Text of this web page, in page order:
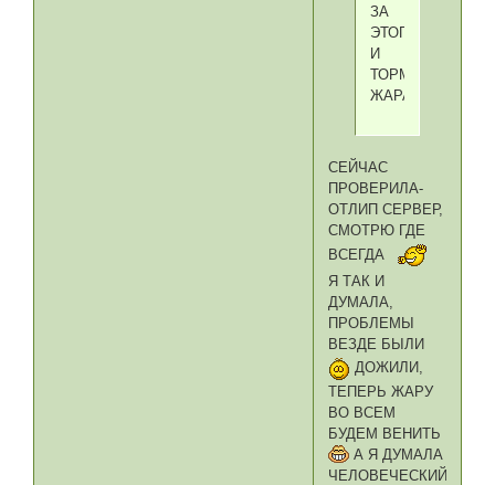
ЗА
ЭТОГО
И
ТОРМОЗИТ-
ЖАРА
СЕЙЧАС
ПРОВЕРИЛА-
ОТЛИП СЕРВЕР,
СМОТРЮ ГДЕ
ВСЕГДА
Я ТАК И
ДУМАЛА,
ПРОБЛЕМЫ
ВЕЗДЕ БЫЛИ
ДОЖИЛИ,
ТЕПЕРЬ ЖАРУ
ВО ВСЕМ
БУДЕМ ВЕНИТЬ
А Я ДУМАЛА
ЧЕЛОВЕЧЕСКИЙ